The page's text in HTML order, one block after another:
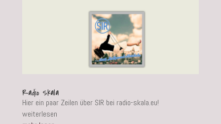
Radio Skala
Hier ein paar Zeilen über SIR bei radio-skala.eu!
weiterlesen